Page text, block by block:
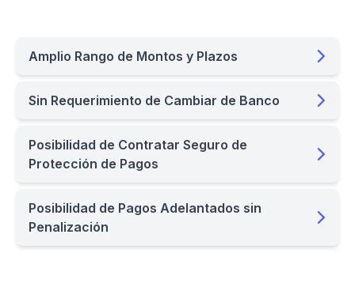
Amplio Rango de Montos y Plazos
Sin Requerimiento de Cambiar de Banco
Posibilidad de Contratar Seguro de
Protección de Pagos
Posibilidad de Pagos Adelantados sin
Penalización